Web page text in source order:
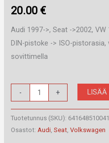
20.00 €
Audi 1997->, Seat ->2002, VW
DIN-pistoke -> ISO-pistorasia,
sovittimella
-
SA-
1/SET
määrä
+ LISÄÄ
Tuotetunnus (SKU):
Osastot:Audi,Seat,Volkswagen